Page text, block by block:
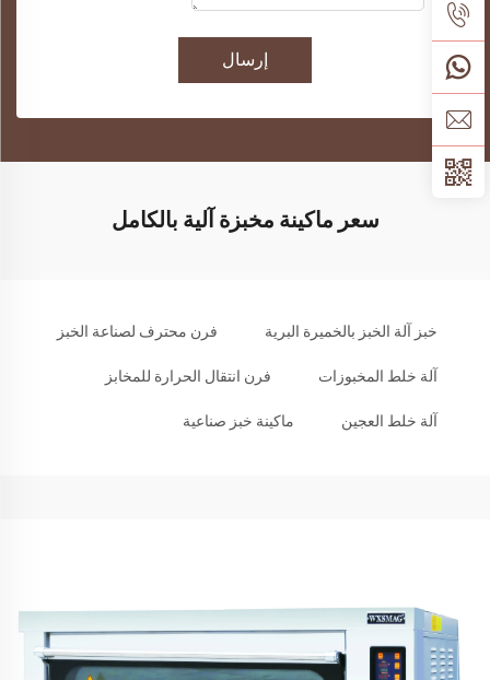
إرسال
سعر ماكينة مخبزة آلية بالكامل
خبز آلة الخبز بالخميرة البرية فرن محترف لصناعة الخبز
آلة خلط المخبوزات فرن انتقال الحرارة للمخابز
آلة خلط العجين ماكينة خبز صناعية